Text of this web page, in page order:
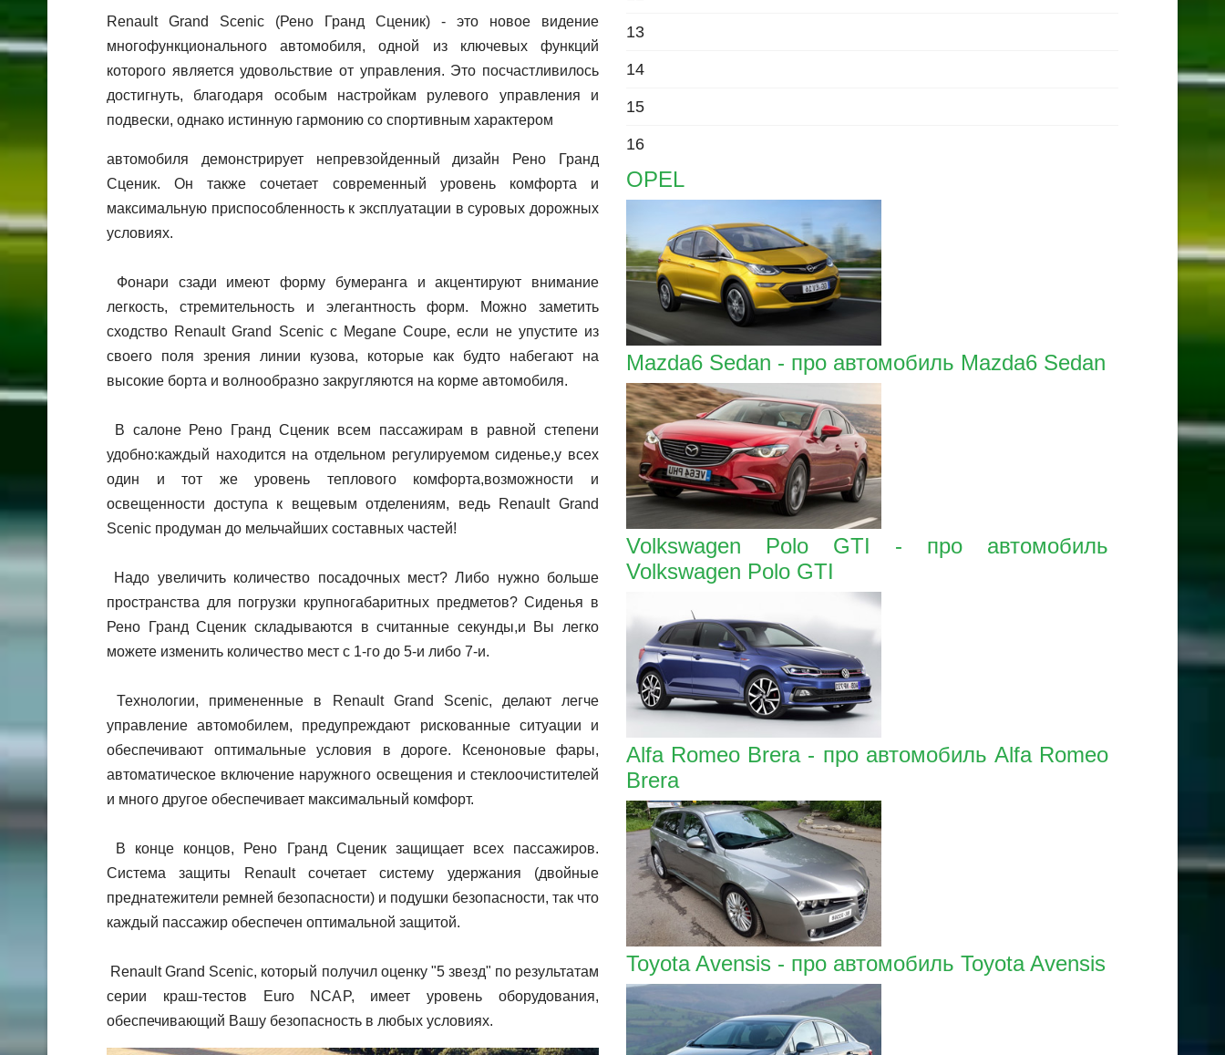
Renault Grand Scenic (Рено Гранд Сценик) - это новое видение
многофункционального автомобиля, одной из ключевых функций
которого является удовольствие от управления. Это посчастливилось
достигнуть, благодаря особым настройкам рулевого управления и
подвески, однако истинную гармонию со спортивным характером
автомобиля демонстрирует непревзойденный дизайн Рено Гранд
Сценик. Он также сочетает современный уровень комфорта и
максимальную приспособленность к эксплуатации в суровых дорожных
условиях.
Фонари сзади имеют форму бумеранга и акцентируют внимание
легкость, стремительность и элегантность форм. Можно заметить
сходство Renault Grand Scenic с Megane Coupe, если не упустите из
своего поля зрения линии кузова, которые как будто набегают на
высокие борта и волнообразно закругляются на корме автомобиля.
В салоне Рено Гранд Сценик всем пассажирам в равной степени
удобно:каждый находится на отдельном регулируемом сиденье,у всех
один и тот же уровень теплового комфорта,возможности и
освещенности доступа к вещевым отделениям, ведь Renault Grand
Scenic продуман до мельчайших составных частей!
Надо увеличить количество посадочных мест? Либо нужно больше
пространства для погрузки крупногабаритных предметов? Сиденья в
Рено Гранд Сценик складываются в считанные секунды,и Вы легко
можете изменить количество мест с 1-го до 5-и либо 7-и.
Технологии, примененные в Renault Grand Scenic, делают легче
управление автомобилем, предупреждают рискованные ситуации и
обеспечивают оптимальные условия в дороге. Ксеноновые фары,
автоматическое включение наружного освещения и стеклоочистителей
и много другое обеспечивает максимальный комфорт.
В конце концов, Рено Гранд Сценик защищает всех пассажиров.
Система защиты Renault сочетает систему удержания (двойные
преднатежители ремней безопасности) и подушки безопасности, так что
каждый пассажир обеспечен оптимальной защитой.
Renault Grand Scenic, который получил оценку "5 звезд" по результатам
серии краш-тестов Euro NCAP, имеет уровень оборудования,
обеспечивающий Вашу безопасность в любых условиях.
13
14
15
16
OPEL
Mazda6 Sedan - про автомобиль Mazda6 Sedan
Volkswagen Polo GTI - про автомобиль
Volkswagen Polo GTI
Alfa Romeo Brera - про автомобиль Alfa Romeo
Brera
Toyota Avensis - про автомобиль Toyota Avensis